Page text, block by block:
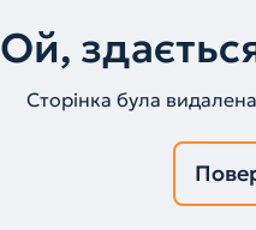
Ой,
Сторінка була